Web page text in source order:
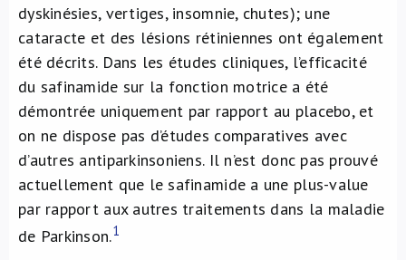
dyskinésies, vertiges, insomnie, chutes); une
cataracte et des lésions rétiniennes ont également
été décrits. Dans les études cliniques, l’efficacité
du safinamide sur la fonction motrice a été
démontrée uniquement par rapport au placebo, et
on ne dispose pas d’études comparatives avec
d’autres antiparkinsoniens. Il n’est donc pas prouvé
actuellement que le safinamide a une plus-value
par rapport aux autres traitements dans la maladie
de Parkinson.1